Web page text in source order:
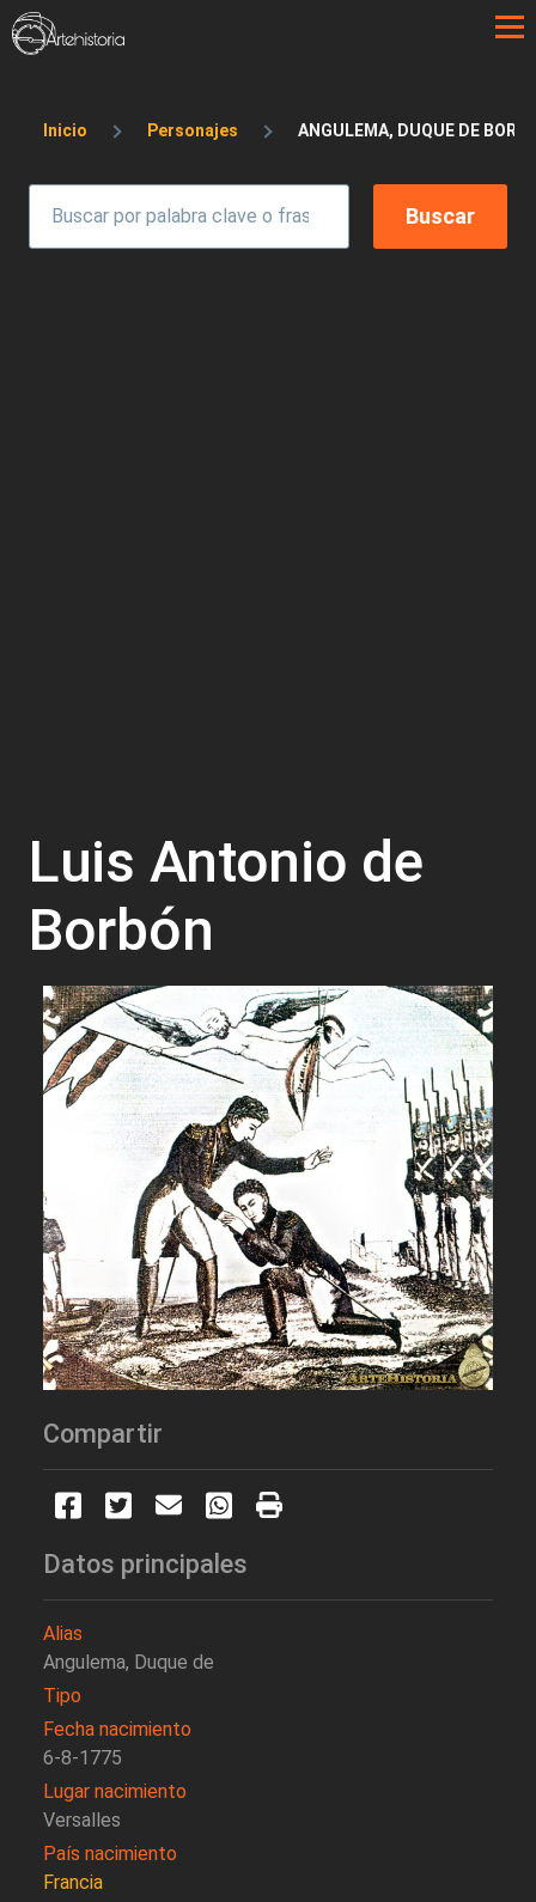
Pasar al contenido principal
Sobrescribir enlaces de ayuda a la
Inicio Personajes ANGULEMA, DUQUE DE
Luis Antonio de
Borbón
Compartir
Datos principales
Alias
Angulema, Duque de
Tipo
Fecha nacimiento
6-8-1775
Lugar nacimiento
Versalles
País nacimiento
Francia